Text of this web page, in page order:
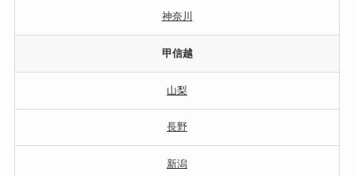
神奈川
甲信越
山梨
長野
新潟